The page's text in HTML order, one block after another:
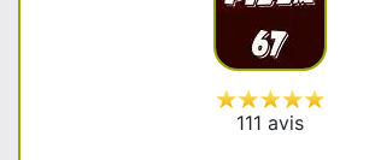
111 avis